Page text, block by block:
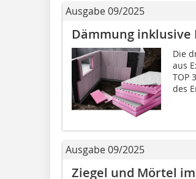
Ausgabe 09/2025
Dämmung inklusive
Die
aus
TOP
des
Ausgabe 09/2025
Ziegel und Mörtel